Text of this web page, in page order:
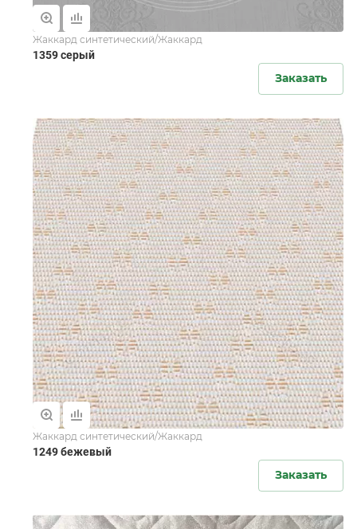
Жаккард синтетический/Жаккард
1359 серый
Заказать
Жаккард синтетический/Жаккард
1249 бежевый
Заказать